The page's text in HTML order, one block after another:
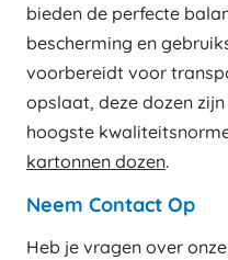
bieden de perfecte
bescherming en
voorbereidt voor
opslaat, deze dozen
hoogste
kartonnen dozen.
Neem Contact Op
Heb je vragen over